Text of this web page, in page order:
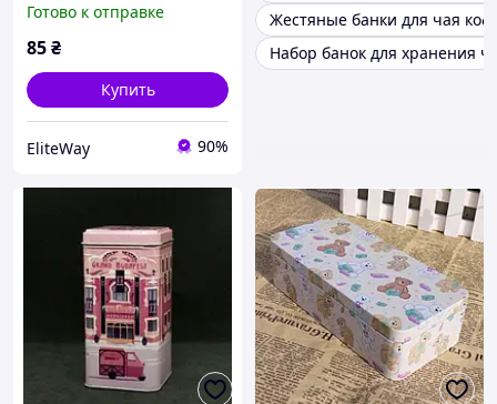
Готово к отправке
85₴
Купить
EliteWay 90%
Жестяные банки для чая
Набор банок для хранения